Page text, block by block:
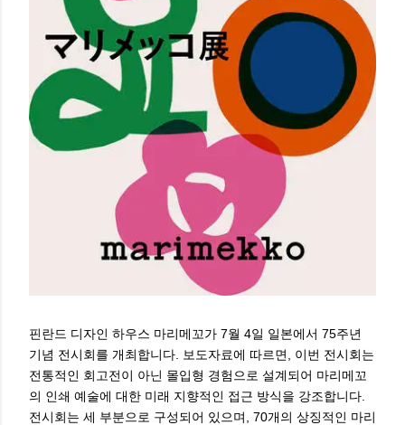
핀란드 디자인 하우스 마리메꼬가 7월 4일 일본에서 75주년
기념 전시회를 개최합니다. 보도자료에 따르면, 이번 전시회는
전통적인 회고전이 아닌 몰입형 경험으로 설계되어 마리메꼬
의 인쇄 예술에 대한 미래 지향적인 접근 방식을 강조합니다.
전시회는 세 부분으로 구성되어 있으며, 70개의 상징적인 마리